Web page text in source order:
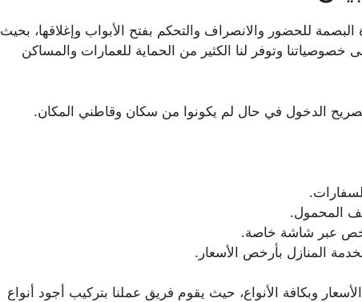
البصمة للحضور والانصراف والتحكم بفتح الأبواب وإغلاقها، بحيث
خصوصياتنا وتوفر لنا الكثير من الحماية للعمارات والمساكن
الدخول في حال لم يكونوا من سكان وقاطني المكان.
المحمول.
عبر شاشة خاصة.
المنازل بأرخص الأسعار.
وبكافة الأنواع، حيث يقوم فريق عملنا بتركيب أجود أنواع